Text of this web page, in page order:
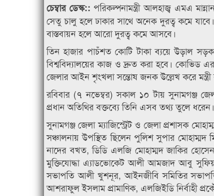
চেম্বার ডেস্ক::পরিকল্পনামন্ত্রী আলহাজ্ব এমএ
সেতু চালু হলে ঢাকার সাথে অনেক দুরত্ব কমে
বাস্তবায়ন হলে আরো দুরত্ব কমে আসবে।
তিন হাজার পাচঁশত কোটি টাকা ব্যয়ে উড়াল
বিশ্ববিদ্যালয়ের কাজ ও দ্রুত করা হবে। কোভিড
জেলার আইন শৃংখলা সন্তোষ জনক উল্লেখ করে
রবিবার (৭ নভেম্বর) সকাল ১০ টায় সুনামগঞ্জ
প্রধান অতিথির বক্তব্যে তিনি এসব তথ্য তুলে ধরেন।
সুনামগঞ্জ জেলা ম্যাজিস্ট্রেট ও জেলা প্রশাসক
সঞ্চালনায় উপস্থিত ছিলেন পুলিশ সুপার
নাদের বখত, ডিডি এলজি মোহাম্মদ জাকির
মুক্তিযোদ্ধা এ্যাডভোকেট আলী আমজাদ আবু
সভাপতি আলী খুশনূর, আইনজীবি সমিতির
আশরাফুল ইসলাম প্রামাণিক, এলজিইডি নির্বাহী